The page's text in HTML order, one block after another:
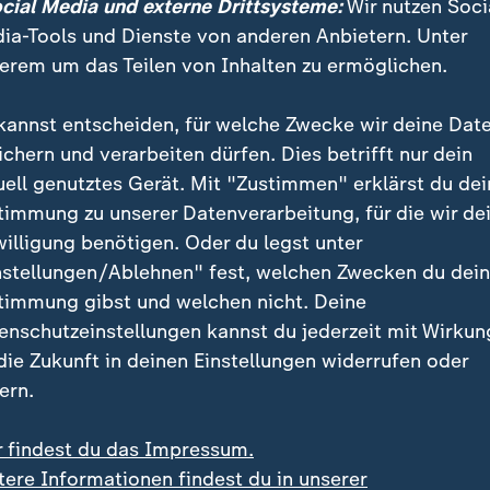
der Stürmer nach dem Ausscheiden.
und Balogun sprechen nach
Kritikern der Entscheidung zählte Belgiens Trainer
sprachen nach der Partie miteinander. "Er
sagte Garcia auf der Pressekonferenz.
schuld. Er hat nichts falsch
Belgien
natürlich sind wir riesig enttäuscht, aber ich
Media und externe Drittsysteme:Wir nutzen
Tools und Dienste von anderen Anbietern. Unter
um das Teilen von Inhalten zu ermöglichen.
entscheiden, für welche Zwecke wir deine
und verarbeiten dürfen. Dies betrifft nur dein
genutztes Gerät. Mit "Zustimmen" erklärst du
zu unserer Datenverarbeitung, für die wir
benötigen. Oder du legst unter
Ablehnen" fest, welchen Zwecken du
gibst und welchen nicht. Deine
kannst du jederzeit mit
Zukunft in deinen Einstellungen widerrufen oder
findest du das Impressum.
Informationen findest du in unserer